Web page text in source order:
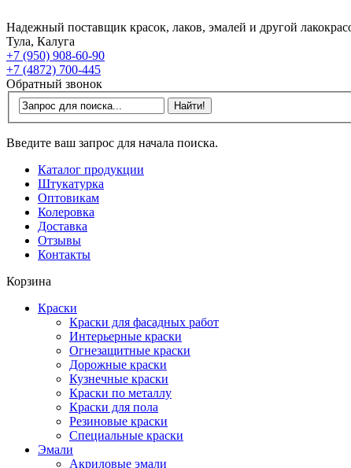
Надежный поставщик красок, лаков, эмалей и другой
Тула, Калуга
+7 (950) 908-60-90
+7 (4872) 700-445
Обратный звонок
Введите ваш запрос для начала поиска.
Каталог продукции
Штукатурка
Оптовикам
Колеровка
Доставка
Отзывы
Контакты
Корзина
Краски
Краски для фасадных работ
Интерьерные краски
Огнезащитные краски
Дорожные краски
Кузнечные краски
Краски по металлу
Краски для пола
Резиновые краски
Специальные краски
Эмали
Акриловые эмали